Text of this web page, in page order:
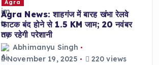
Agra
Agra News: शाहगंज में बारह खंभा रेलवे
फाटक बंद होने से 1.5 KM जाम; 20 नवंबर
तक रहेगी परेशानी
Abhimanyu Singh
November 19, 2025
220 views